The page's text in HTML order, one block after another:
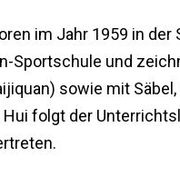
im Jahr 1959 in
Sportschule und
sowie mit
Hui folgt der